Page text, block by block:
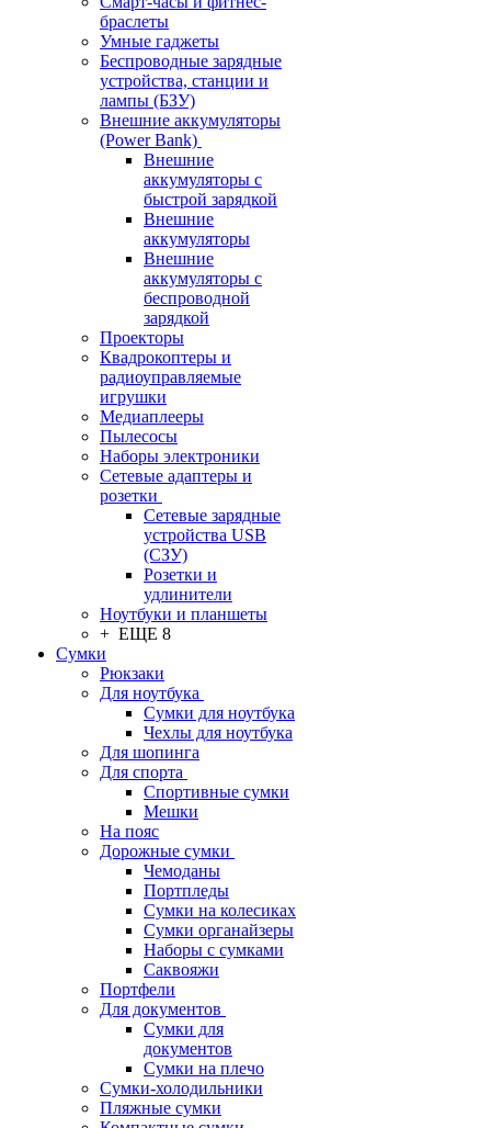
браслеты
Умные гаджеты
Беспроводные зарядные
устройства, станции и
лампы (БЗУ)
Внешние аккумуляторы
(Power Bank)
Внешние
аккумуляторы с
быстрой зарядкой
Внешние
аккумуляторы
Внешние
аккумуляторы с
беспроводной
зарядкой
Проекторы
Квадрокоптеры и
радиоуправляемые
игрушки
Медиаплееры
Пылесосы
Наборы электроники
Сетевые адаптеры и
розетки
Сетевые зарядные
устройства USB
(СЗУ)
Розетки и
удлинители
Ноутбуки и планшеты
+ ЕЩЕ 8
Сумки
Рюкзаки
Для ноутбука
Сумки для ноутбука
Чехлы для ноутбука
Для шопинга
Для спорта
Спортивные сумки
Мешки
На пояс
Дорожные сумки
Чемоданы
Портпледы
Сумки на колесиках
Сумки органайзеры
Наборы с сумками
Саквояжи
Портфели
Для документов
Сумки для
документов
Сумки на плечо
Сумки-холодильники
Пляжные сумки